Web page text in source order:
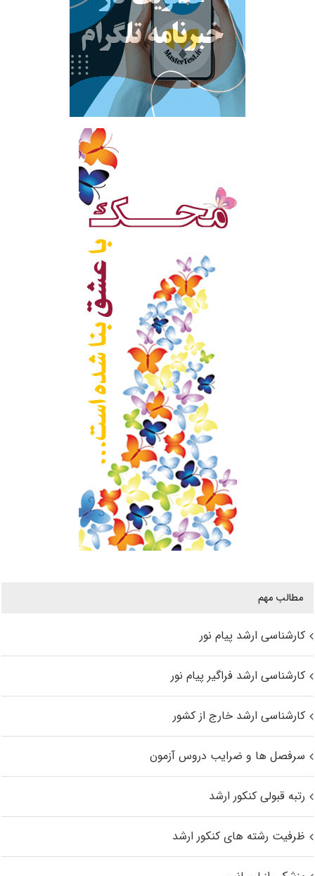
مطالب مهم
کارشناسی ارشد پیام نور
کارشناسی ارشد فراگیر پیام نور
کارشناسی ارشد خارج از کشور
سرفصل ها و ضرایب دروس آزمون
رتبه قبولی کنکور ارشد
ظرفیت رشته های کنکور ارشد